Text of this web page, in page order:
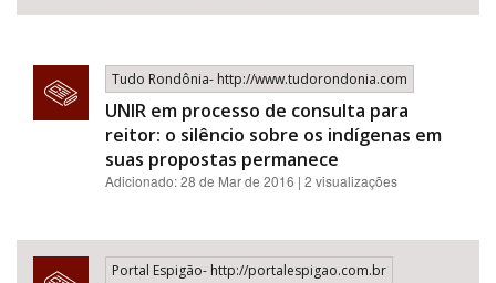
Tudo Rondônia- http://www.tudorondonia.com
UNIR em processo de consulta para
reitor: o silêncio sobre os indígenas em
suas propostas permanece
Adicionado: 28 de Mar de 2016 | 2 visualizações
Portal Espigão- http://portalespigao.com.br